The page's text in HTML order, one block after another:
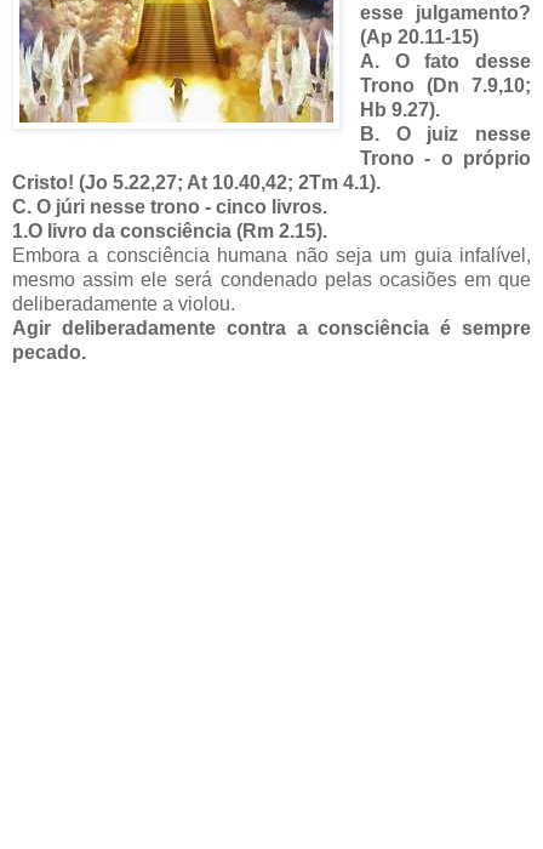
esse julgamento?
(Ap 20.11-15)
A. O fato desse
Trono (Dn 7.9,10;
Hb 9.27).
B. O juiz nesse
Trono - o próprio
Cristo! (Jo 5.22,27; At 10.40,42; 2Tm 4.1).
C. O júri nesse trono - cinco livros.
1.O livro da consciência (Rm 2.15).
Embora a consciência humana não seja um guia infalível,
mesmo assim ele será condenado pelas ocasiões em que
deliberadamente a violou.
Agir deliberadamente contra a consciência é sempre
pecado.